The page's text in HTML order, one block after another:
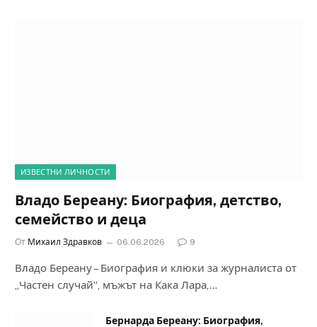
ИЗВЕСТНИ ЛИЧНОСТИ
Владо Береану: Биография, детство,
семейство и деца
От Михаил Здравков 06.06.2026 9
Владо Береану – Биография и клюки за журналиста от
„Частен случай“, мъжът на Кака Лара,…
Бернарда Береану: Биография,